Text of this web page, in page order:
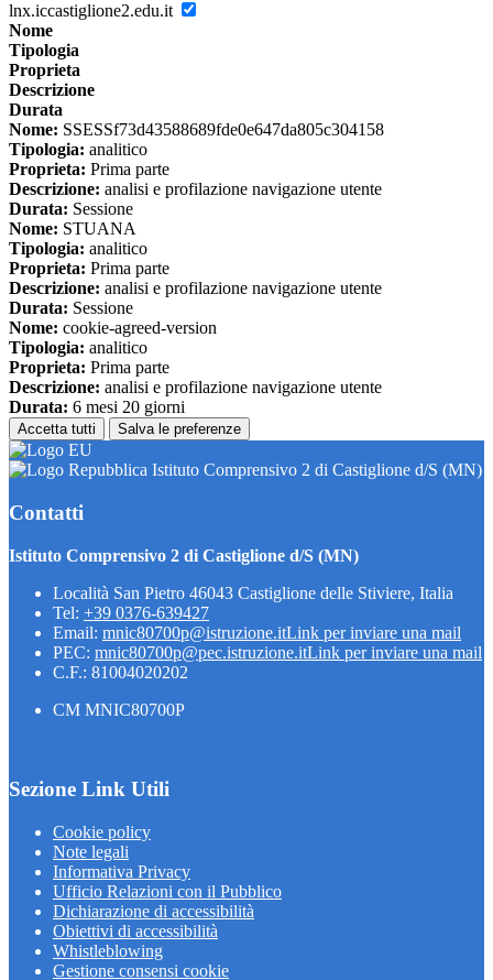
lnx.iccastiglione2.edu.it
Nome
Tipologia
Proprieta
Descrizione
Durata
Nome: SSESSf73d43588689fde0e647da805c304158
Tipologia: analitico
Proprieta: Prima parte
Descrizione: analisi e profilazione navigazione utente
Durata: Sessione
Nome: STUANA
Tipologia: analitico
Proprieta: Prima parte
Descrizione: analisi e profilazione navigazione utente
Durata: Sessione
Nome: cookie-agreed-version
Tipologia: analitico
Proprieta: Prima parte
Descrizione: analisi e profilazione navigazione utente
Durata: 6 mesi 20 giorni
Accetta tutti Salva le preferenze
Istituto Comprensivo 2 di Castiglione d/S (MN)
Contatti
Istituto Comprensivo 2 di Castiglione d/S (MN)
Località San Pietro 46043 Castiglione delle Stiviere, Italia
Tel: +39 0376-639427
Email: mnic80700p@istruzione.itLink per inviare una mail
PEC: mnic80700p@pec.istruzione.itLink per inviare una mail
C.F.: 81004020202
CM MNIC80700P
Sezione Link Utili
Cookie policy
Note legali
Informativa Privacy
Ufficio Relazioni con il Pubblico
Dichiarazione di accessibilità
Obiettivi di accessibilità
Whistleblowing
Gestione consensi cookie